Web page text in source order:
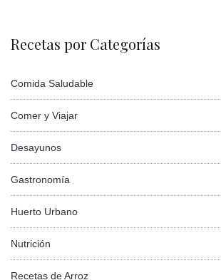
Recetas por Categorías
Comida Saludable
Comer y Viajar
Desayunos
Gastronomía
Huerto Urbano
Nutrición
Recetas de Arroz